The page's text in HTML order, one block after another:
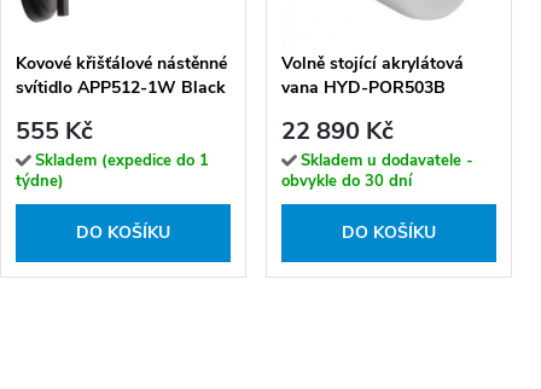
Kovové křišťálové nástěnné
svítidlo APP512-1W Black
555 Kč
Skladem (expedice do 1
týdne)
DO KOŠÍKU
Volně stojící akrylátová
vana HYD-POR503B
komplet černý
22 890 Kč
Skladem u dodavatele -
obvykle do 30 dní
DO KOŠÍKU